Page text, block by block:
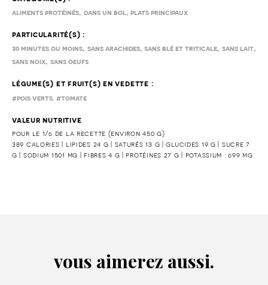
aliments protéinés, dans un bol,plats principaux
particularité(s) :
30 minutes ou moins, sans arachides,sans blé et triticale, sans lait,
sans noix, sans oeufs
légume(s) et fruit(s) en vedette :
#pois verts, #tomate
valeur nutritive
pour le 1/6 de la recette (environ 450 g)
389 calories | lipides 24 g | saturés 13 g | glucides 19 g | sucre 7
g | sodium 1501 mg | fibres 4 g | protéines 27 g | potassium : 699 mg
vous aimerez aussi.